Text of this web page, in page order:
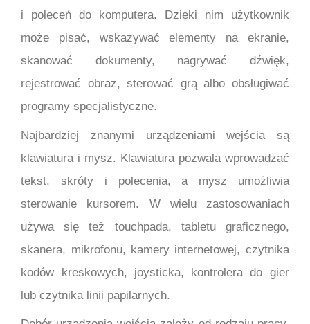
i poleceń do komputera. Dzięki nim użytkownik
może pisać, wskazywać elementy na ekranie,
skanować dokumenty, nagrywać dźwięk,
rejestrować obraz, sterować grą albo obsługiwać
programy specjalistyczne.
Najbardziej znanymi urządzeniami wejścia są
klawiatura i mysz. Klawiatura pozwala wprowadzać
tekst, skróty i polecenia, a mysz umożliwia
sterowanie kursorem. W wielu zastosowaniach
używa się też touchpada, tabletu graficznego,
skanera, mikrofonu, kamery internetowej, czytnika
kodów kreskowych, joysticka, kontrolera do gier
lub czytnika linii papilarnych.